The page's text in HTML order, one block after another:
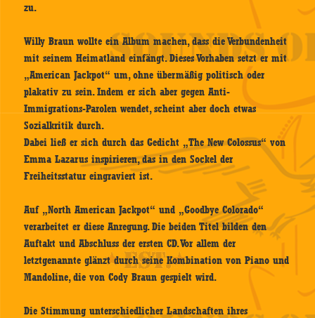
zu.
Willy Braun wollte ein Album machen, dass die Verbundenheit
mit seinem Heimatland einfängt. Dieses Vorhaben setzt er mit
„American Jackpot“ um, ohne übermäßig politisch oder
plakativ zu sein. Indem er sich aber gegen Anti-
Immigrations-Parolen wendet, scheint aber doch etwas
Sozialkritik durch.
Dabei ließ er sich durch das Gedicht „The New Colossus“ von
Emma Lazarus inspirieren, das in den Sockel der
Freiheitsstatur eingraviert ist.
Auf „North American Jackpot“ und „Goodbye Colorado“
verarbeitet er diese Anregung. Die beiden Titel bilden den
Auftakt und Abschluss der ersten CD. Vor allem der
letztgenannte glänzt durch seine Kombination von Piano und
Mandoline, die von Cody Braun gespielt wird.
Die Stimmung unterschiedlicher Landschaften ihres